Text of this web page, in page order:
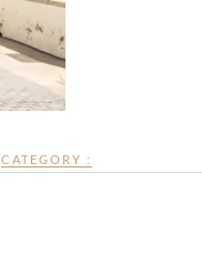
CATEGORY :